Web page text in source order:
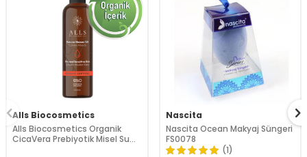
Alls Biocosmetics
Alls Biocosmetics Organik
CicaVera Prebiyotik Misel Su
Nascita
Nascita Ocean Makyaj Süngeri
FS0078
(1)